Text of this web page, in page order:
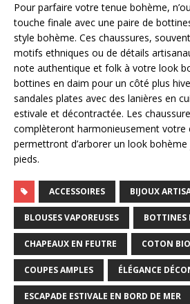
Pour parfaire votre tenue bohème,
touche finale avec une paire de
style bohème. Ces chaussures,
motifs ethniques ou de détails
note authentique et folk à votre look
bottines en daim pour un côté plus
sandales plates avec des lanières en
estivale et décontractée. Les
complèteront harmonieusement votre
permettront d’arborer un look bohème
pieds.
ACCESSOIRES BIJOUX
BLOUSES VAPOREUSES BOTTINES
CHAPEAUX EN FEUTRE COTON BIO
COUPES AMPLES ÉLÉGANCE
ESCAPADE ESTIVALE EN BORD DE MER